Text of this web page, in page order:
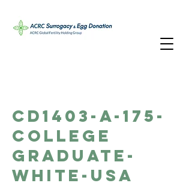
CD1403-A-175-
College
Graduate-
White-USA